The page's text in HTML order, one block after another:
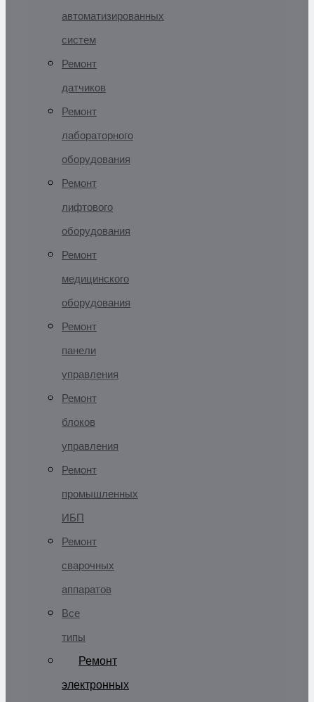
автоматизированных
систем
Ремонт
датчиков
Ремонт
лабораторного
оборудования
Ремонт
лифтового
оборудования
Ремонт
медицинского
оборудования
Ремонт
панели
управления
Ремонт
блоков
управления
Ремонт
промышленных
ИБП
Ремонт
сварочных
аппаратов
Все
типы
Ремонт
электронных